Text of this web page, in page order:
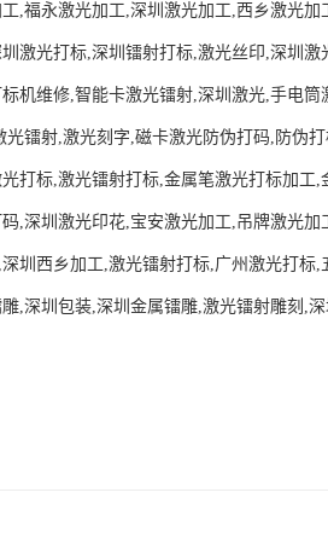
,福永激光加工,深圳激光加工,西乡激光加
激光打标,深圳镭射打标,激光丝印,深圳激
维修,智能卡激光镭射,深圳激光,手电筒
镭射,激光刻字,磁卡激光防伪打码,防伪
打标,激光镭射打标,金属笔激光打标加工,
,深圳激光印花,宝安激光加工,吊牌激光加
圳西乡加工,激光镭射打标,广州激光打标,
,深圳包装,深圳金属镭雕,激光镭射雕刻,